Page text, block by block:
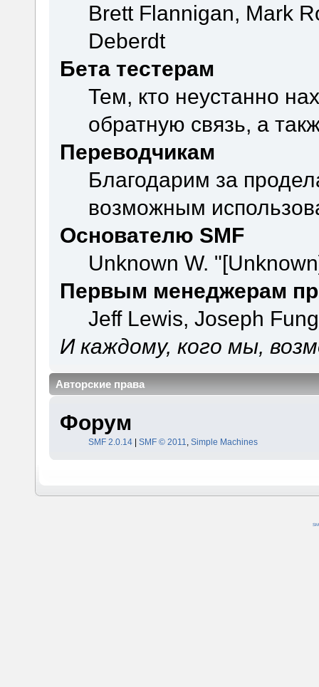
Brett Flannigan, Mark
Deberdt
Бета тестерам
Тем, кто неустанно
обратную связь, а
Переводчикам
Благодарим за
возможным
Основателю SMF
Unknown W.
Первым менеджерам
Jeff Lewis, Joseph
И каждому, кого мы,
Авторские права
Форум
SMF 2.0.14| SMF © 2011 Simple Machines